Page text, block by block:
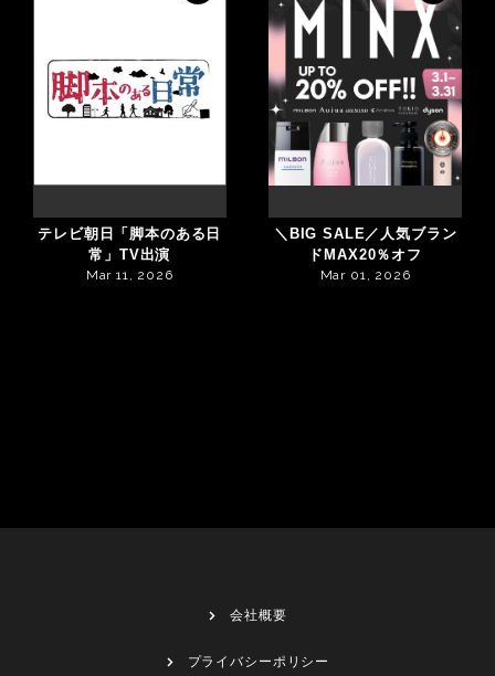
テレビ朝日「脚本のある日
常」TV出演
Mar 11, 2026
＼BIG SALE／人気ブラン
ドMAX20％オフ
Mar 01, 2026
会社概要
プライバシーポリシー